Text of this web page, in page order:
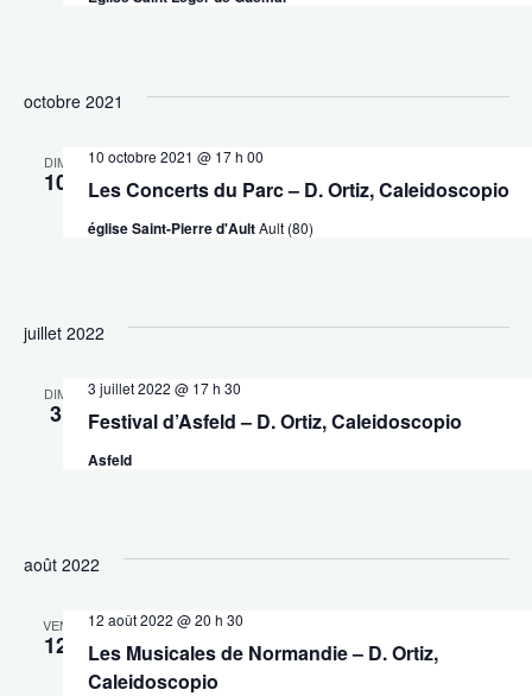
octobre 2021
DIM
10 Les Concerts du Parc – D. Ortiz, Caleidoscopio
10 octobre 2021 @ 17 h 00
église Saint-Pierre d'AultAult (80)
juillet 2022
DIM
3 Festival d’Asfeld – D. Ortiz, Caleidoscopio
3 juillet 2022 @ 17 h 30
Asfeld
août 2022
VEN
12
Les Musicales de Normandie – D. Ortiz,
Caleidoscopio
12 août 2022 @ 20 h 30